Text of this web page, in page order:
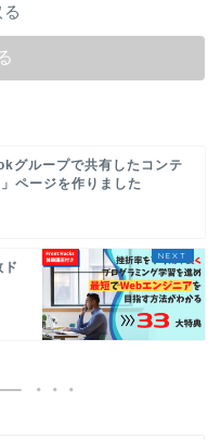
グループで共有したコンテ
ページを作りました